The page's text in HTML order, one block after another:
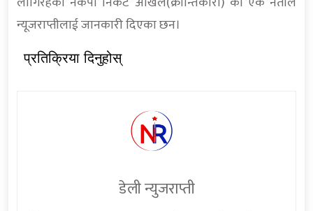
न्यूजराप्तीलाई जानकारी दिएका छन।
प्रतिक्रिया दिनुहोस्
डेली न्युजराप्ती